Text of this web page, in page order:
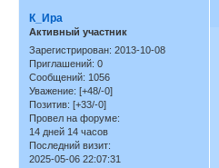
К_Ира
Активный участник
Зарегистрирован: 2013-10-08
Приглашений: 0
Сообщений: 1056
Уважение: [+48/-0]
Позитив: [+33/-0]
Провел на форуме:
14 дней 14 часов
Последний визит:
2025-05-06 22:07:31